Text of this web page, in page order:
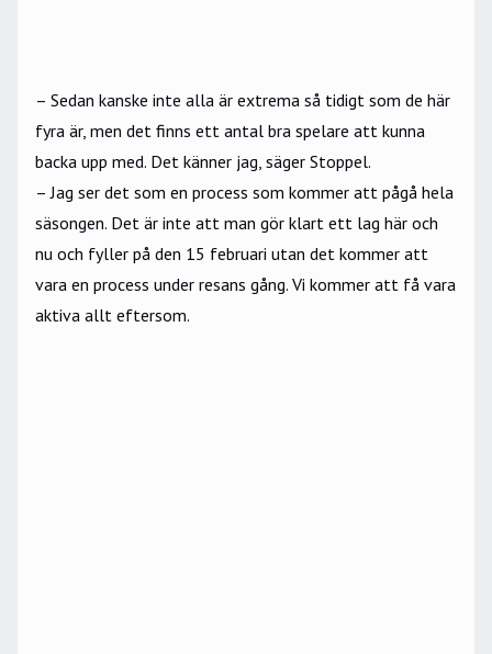
– Sedan kanske inte alla är extrema så tidigt som de här
fyra är, men det finns ett antal bra spelare att kunna
backa upp med. Det känner jag, säger Stoppel.
– Jag ser det som en process som kommer att pågå hela
säsongen. Det är inte att man gör klart ett lag här och
nu och fyller på den 15 februari utan det kommer att
vara en process under resans gång. Vi kommer att få vara
aktiva allt eftersom.